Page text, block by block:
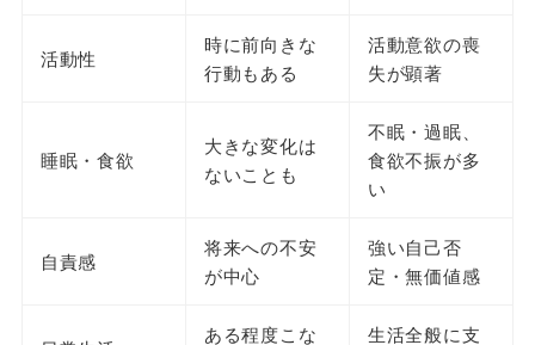
活動性
時に前向きな
行動もある
活動意欲の喪
失が顕著
睡眠・食欲
大きな変化は
ないことも
不眠・過眠、
食欲不振が多
い
自責感
将来への不安
が中心
強い自己否
定・無価値感
ある程度こな
生活全般に支